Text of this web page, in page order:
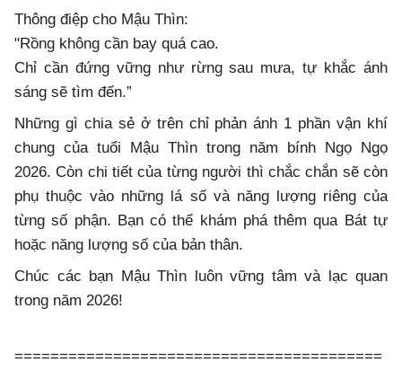
Thông điệp cho Mậu Thìn:
"Rồng không cần bay quá cao.
Chỉ cần đứng vững như rừng sau mưa, tự khắc ánh
sáng sẽ tìm đến.”
Những gì chia sẻ ở trên chỉ phản ánh 1 phần vận khí
chung của tuổi Mậu Thìn trong năm bính Ngọ Ngọ
2026. Còn chi tiết của từng người thì chắc chắn sẽ còn
phụ thuộc vào những lá số và năng lượng riêng của
từng số phận. Bạn có thể khám phá thêm qua Bát tự
hoặc năng lượng số của bản thân.
Chúc các bạn Mậu Thìn luôn vững tâm và lạc quan
trong năm 2026!
=========================================